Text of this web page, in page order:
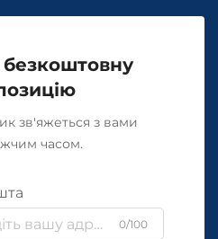
зв'яжеться з вами
часом.
0/100